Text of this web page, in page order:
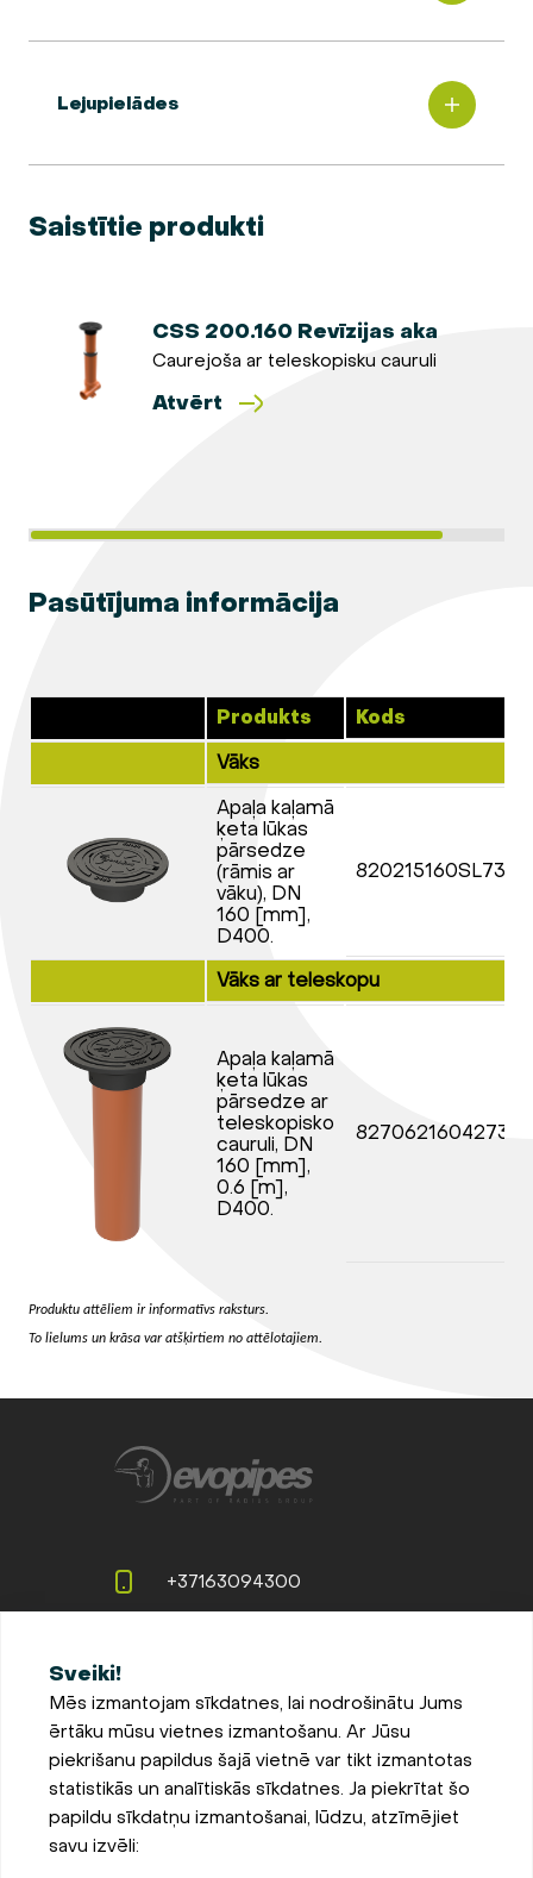
Lejupielādes
Saistītie produkti
CSS 200.160 Revīzijas aka
Caurejoša ar teleskopisku cauruli
Atvērt
Pasūtījuma informācija
Produkts Kods
Vāks
Apaļa kaļamā
ķeta lūkas
pārsedze
(rāmis ar
vāku), DN
160 [mm],
D400.
Vāks ar teleskopu
Apaļa kaļamā
ķeta lūkas
pārsedze ar
teleskopisko
cauruli, DN
160 [mm],
0.6 [m],
D400.
Produktu attēliem ir informatīvs raksturs.
To lielums un krāsa var atšķirtiem no attēlotajiem.
Sveiki!
Mēs izmantojam sīkdatnes, lai nodrošinātu Jums
ērtāku mūsu vietnes izmantošanu. Ar Jūsu
piekrišanu papildus šajā vietnē var tikt izmantotas
statistikās un analītiskās sīkdatnes. Ja piekrītat šo
papildu sīkdatņu izmantošanai, lūdzu, atzīmējiet
savu izvēli:
+37163094300
LV-3002, Latvija
Pieteikties jaunumiem
Sīkdatņu iestatījumi
Privātuma un sīkdatņu